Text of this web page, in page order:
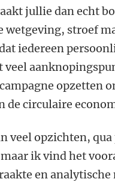
jullie dan echt
wetgeving, stroef
iedereen
opzetten
de circulaire
veel opzichten,
ik vind het
en